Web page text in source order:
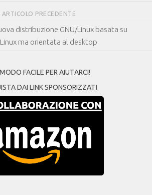
ARTICOLO PRECEDENTE
distribuzione GNU/Linux basata su
ma orientata al desktop
FACILE PER AIUTARCI!
DAI LINK SPONSORIZZATI